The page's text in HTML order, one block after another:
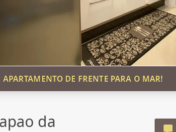
DE FRENTE PARA O MAR!
da